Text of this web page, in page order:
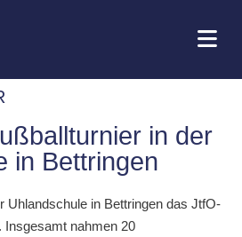
in der
in Bettringen
Uhlandschule in Bettringen das JtfO-
Insgesamt nahmen 20